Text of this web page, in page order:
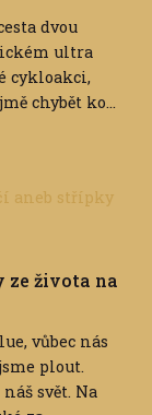
dvou
ultra
cykloakci,
chybět ko...
ze života na
vůbec nás
plout.
svět. Na